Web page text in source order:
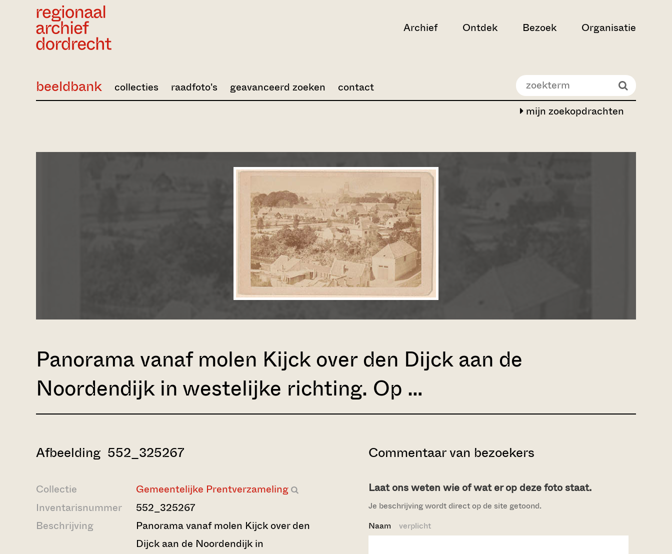
Archief Ontdek Bezoek Organisatie
mijn zoekopdrachten
beeldbank collecties raadfoto's geavanceerd zoeken contact
Panorama vanaf molen Kijck over den Dijck aan de
Noordendijk in westelijke richting. Op …
Afbeelding 552_325267
Collectie
Gemeentelijke Prentverzameling
Inventarisnummer
552_325267
Beschrijving
Panorama vanaf molen Kijck over den
Dijck aan de Noordendijk in
Commentaar van bezoekers
Laat ons weten wie of wat er op deze foto staat.
Je beschrijving wordt direct op de site getoond.
Naam verplicht